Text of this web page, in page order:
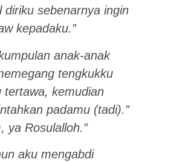
diriku sebenarnya ingin
kepadaku.”
anak-anak
tengkukku
tertawa, kemudian
padamu (tadi).”
ya Rosulalloh.”
aku mengabdi